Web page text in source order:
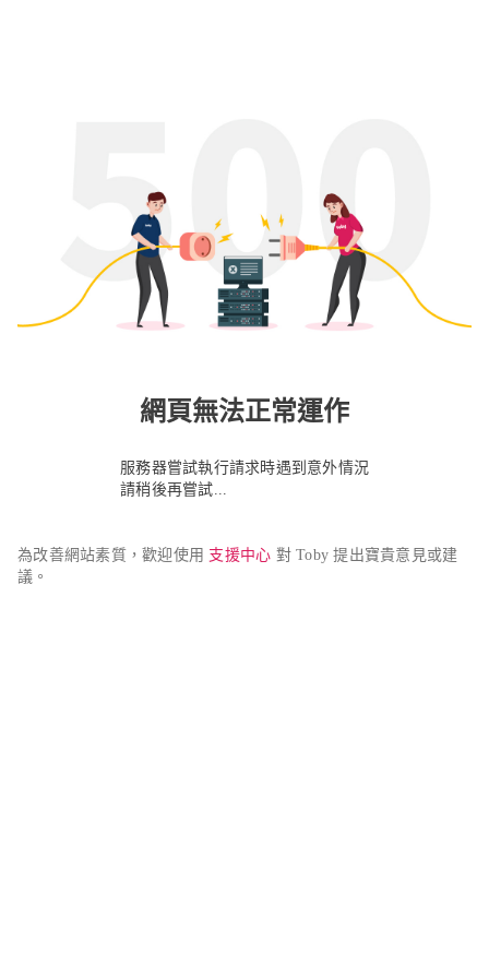
網頁無法正常運作
服務器嘗試執行請求時遇到意外情況
請稍後再嘗試...
為改善網站素質，歡迎使用 支援中心 對 Toby 提出寶貴意見或建
議。